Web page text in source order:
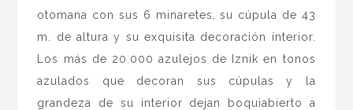
otomana con sus 6 minaretes, su cúpula de 43
m. de altura y su exquisita decoración interior.
Los más de 20.000 azulejos de Iznik en tonos
azulados que decoran sus cúpulas y la
grandeza de su interior dejan boquiabierto a